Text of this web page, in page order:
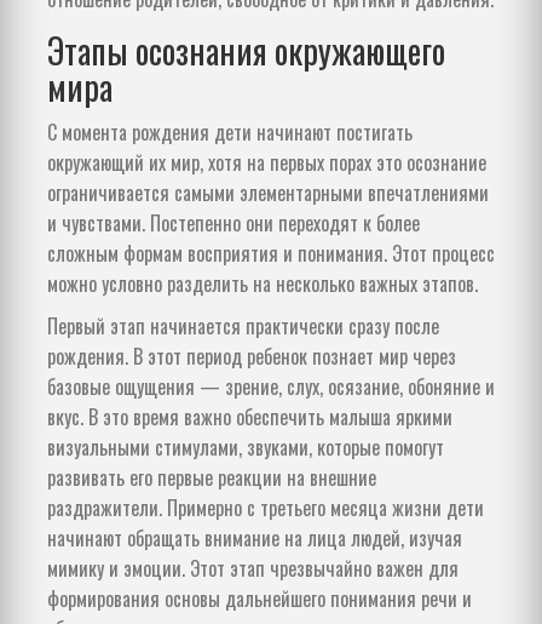
Этапы осознания окружающего
мира
С момента рождения дети начинают постигать
окружающий их мир, хотя на первых порах это осознание
ограничивается самыми элементарными впечатлениями
и чувствами. Постепенно они переходят к более
сложным формам восприятия и понимания. Этот процесс
можно условно разделить на несколько важных этапов.
Первый этап начинается практически сразу после
рождения. В этот период ребенок познает мир через
базовые ощущения — зрение, слух, осязание, обоняние и
вкус. В это время важно обеспечить малыша яркими
визуальными стимулами, звуками, которые помогут
развивать его первые реакции на внешние
раздражители. Примерно с третьего месяца жизни дети
начинают обращать внимание на лица людей, изучая
мимику и эмоции. Этот этап чрезвычайно важен для
формирования основы дальнейшего понимания речи и